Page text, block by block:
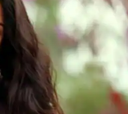
వివాదాస్పదమైన అంశాలతోనే
కనిపిస్తాయి. తాజాగా
పూనమ్ ఓ పోస్ట్